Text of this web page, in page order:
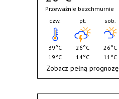
Przeważnie bezchmurnie
czw.
39°C
19°C
pt.
26°C
14°C
sob.
26°C
11°C
Zobacz pełną prognozę